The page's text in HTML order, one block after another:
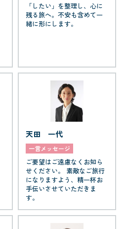
「したい」を整理し、心に
残る旅へ。不安も含めて一
緒に形にします。
天田 一代
一言メッセージ
ご要望はご遠慮なくお知ら
せください。 素敵なご旅行
になりますよう、精一杯お
手伝いさせていただきま
す。